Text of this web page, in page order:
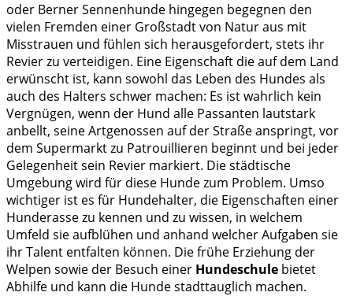
oder Berner Sennenhunde hingegen begegnen den
vielen Fremden einer Großstadt von Natur aus mit
Misstrauen und fühlen sich herausgefordert, stets ihr
Revier zu verteidigen. Eine Eigenschaft die auf dem Land
erwünscht ist, kann sowohl das Leben des Hundes als
auch des Halters schwer machen: Es ist wahrlich kein
Vergnügen, wenn der Hund alle Passanten lautstark
anbellt, seine Artgenossen auf der Straße anspringt, vor
dem Supermarkt zu Patrouillieren beginnt und bei jeder
Gelegenheit sein Revier markiert. Die städtische
Umgebung wird für diese Hunde zum Problem. Umso
wichtiger ist es für Hundehalter, die Eigenschaften einer
Hunderasse zu kennen und zu wissen, in welchem
Umfeld sie aufblühen und anhand welcher Aufgaben sie
ihr Talent entfalten können. Die frühe Erziehung der
Welpen sowie der Besuch einer Hundeschule bietet
Abhilfe und kann die Hunde stadttauglich machen.